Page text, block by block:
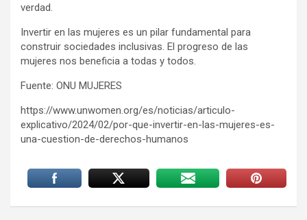
verdad.
Invertir en las mujeres es un pilar fundamental para
construir sociedades inclusivas. El progreso de las
mujeres nos beneficia a todas y todos.
Fuente: ONU MUJERES
https://www.unwomen.org/es/noticias/articulo-
explicativo/2024/02/por-que-invertir-en-las-mujeres-es-
una-cuestion-de-derechos-humanos